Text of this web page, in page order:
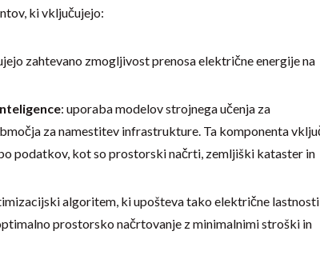
ki vključujejo:
zahtevano zmogljivost prenosa električne energije na
: uporaba modelov strojnega učenja za
za namestitev infrastrukture. Ta komponenta
podatkov, kot so prostorski načrti, zemljiški kataster in
algoritem, ki upošteva tako električne lastnosti
prostorsko načrtovanje z minimalnimi stroški in